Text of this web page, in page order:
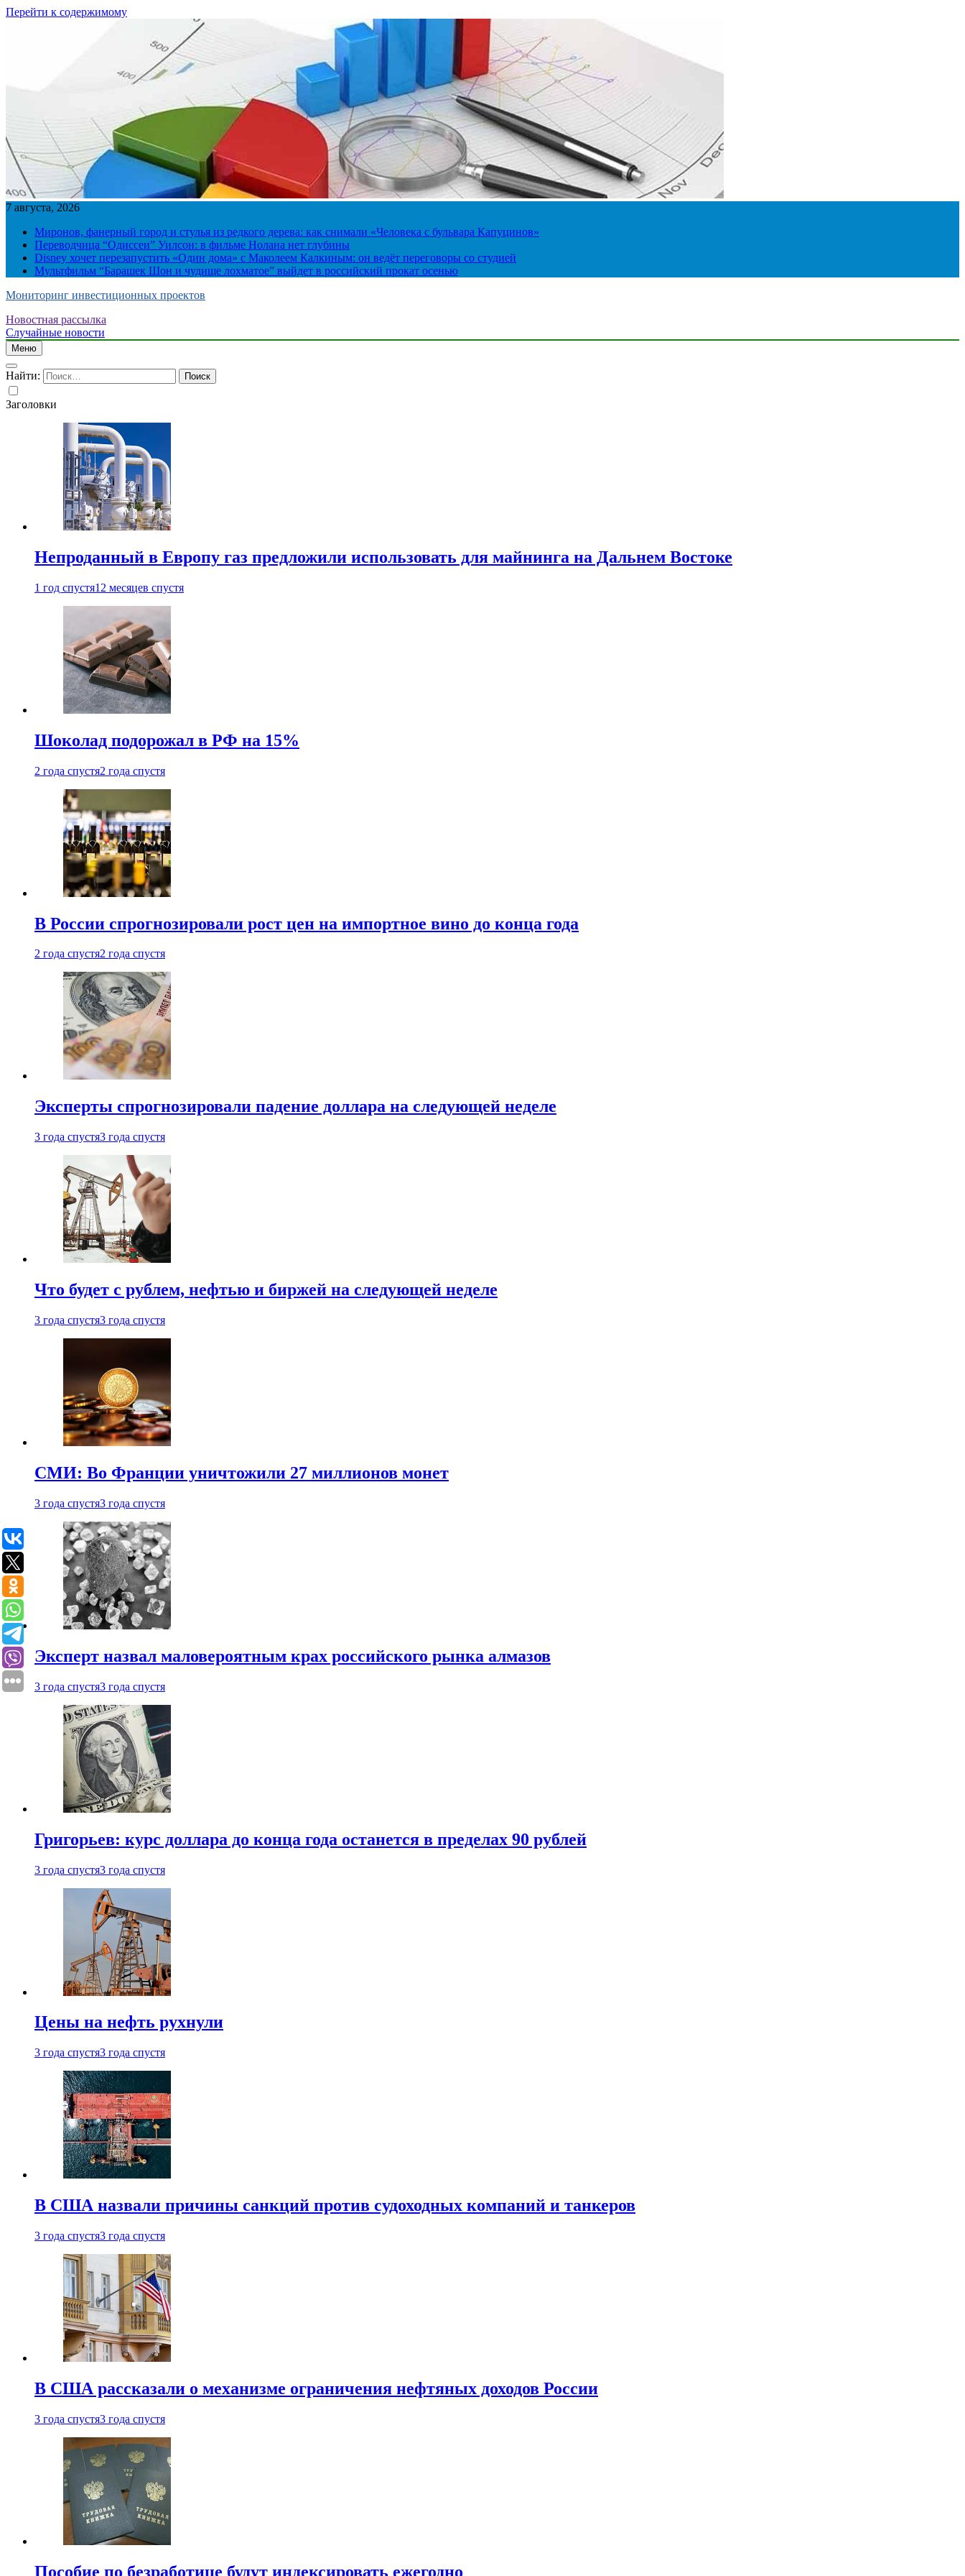
Перейти к содержимому
7 августа, 2026
Миронов, фанерный город и стулья из редкого дерева: как снимали «Человека с бульвара Капуцинов»
Переводчица “Одиссеи” Уилсон: в фильме Нолана нет глубины
Disney хочет перезапустить «Один дома» с Маколеем Калкиным: он ведёт переговоры со студией
Мультфильм “Барашек Шон и чудище лохматое” выйдет в российский прокат осенью
Мониторинг инвестиционных проектов
Новостная рассылка
Случайные новости
Меню
Найти:
Заголовки
Непроданный в Европу газ предложили использовать для майнинга на Дальнем Востоке
1 год спустя12 месяцев спустя
Шоколад подорожал в РФ на 15%
2 года спустя2 года спустя
В России спрогнозировали рост цен на импортное вино до конца года
2 года спустя2 года спустя
Эксперты спрогнозировали падение доллара на следующей неделе
3 года спустя3 года спустя
Что будет с рублем, нефтью и биржей на следующей неделе
3 года спустя3 года спустя
СМИ: Во Франции уничтожили 27 миллионов монет
3 года спустя3 года спустя
Эксперт назвал маловероятным крах российского рынка алмазов
3 года спустя3 года спустя
Григорьев: курс доллара до конца года останется в пределах 90 рублей
3 года спустя3 года спустя
Цены на нефть рухнули
3 года спустя3 года спустя
В США назвали причины санкций против судоходных компаний и танкеров
3 года спустя3 года спустя
В США рассказали о механизме ограничения нефтяных доходов России
3 года спустя3 года спустя
Пособие по безработице будут индексировать ежегодно